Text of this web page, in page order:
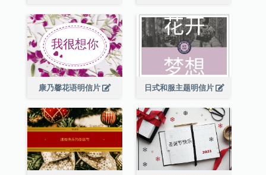
康乃馨花语明信片 日式和服主题明信片